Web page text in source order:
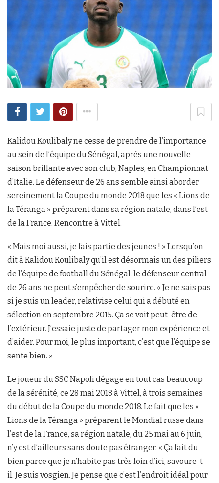
Kalidou Koulibaly ne cesse de prendre de l’importance
au sein de l’équipe du Sénégal, après une nouvelle
saison brillante avec son club, Naples, en Championnat
d’Italie. Le défenseur de 26 ans semble ainsi aborder
sereinement la Coupe du monde 2018 que les « Lions de
la Téranga » préparent dans sa région natale, dans l’est
de la France. Rencontre à Vittel.
« Mais moi aussi, je fais partie des jeunes ! » Lorsqu’on
dit à Kalidou Koulibaly qu’il est désormais un des piliers
de l’équipe de football du Sénégal, le défenseur central
de 26 ans ne peut s’empêcher de sourire. « Je ne sais pas
si je suis un leader, relativise celui qui a débuté en
sélection en septembre 2015. Ça se voit peut-être de
l’extérieur. J’essaie juste de partager mon expérience et
d’aider. Pour moi, le plus important, c’est que l’équipe se
sente bien. »
Le joueur du SSC Napoli dégage en tout cas beaucoup
de la sérénité, ce 28 mai 2018 à Vittel, à trois semaines
du début de la Coupe du monde 2018. Le fait que les «
Lions de la Téranga » préparent le Mondial russe dans
l’est de la France, sa région natale, du 25 mai au 6 juin,
n’y est d’ailleurs sans doute pas étranger. « Ça fait du
bien parce que je n’habite pas très loin d’ici, savoure-t-
il. Je suis vosgien. Je pense que c’est l’endroit idéal pour